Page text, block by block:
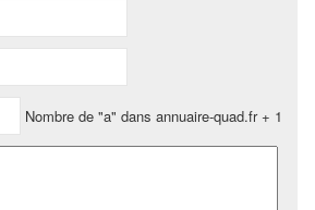
Nombre de "a" dans annuaire-quad.fr + 1